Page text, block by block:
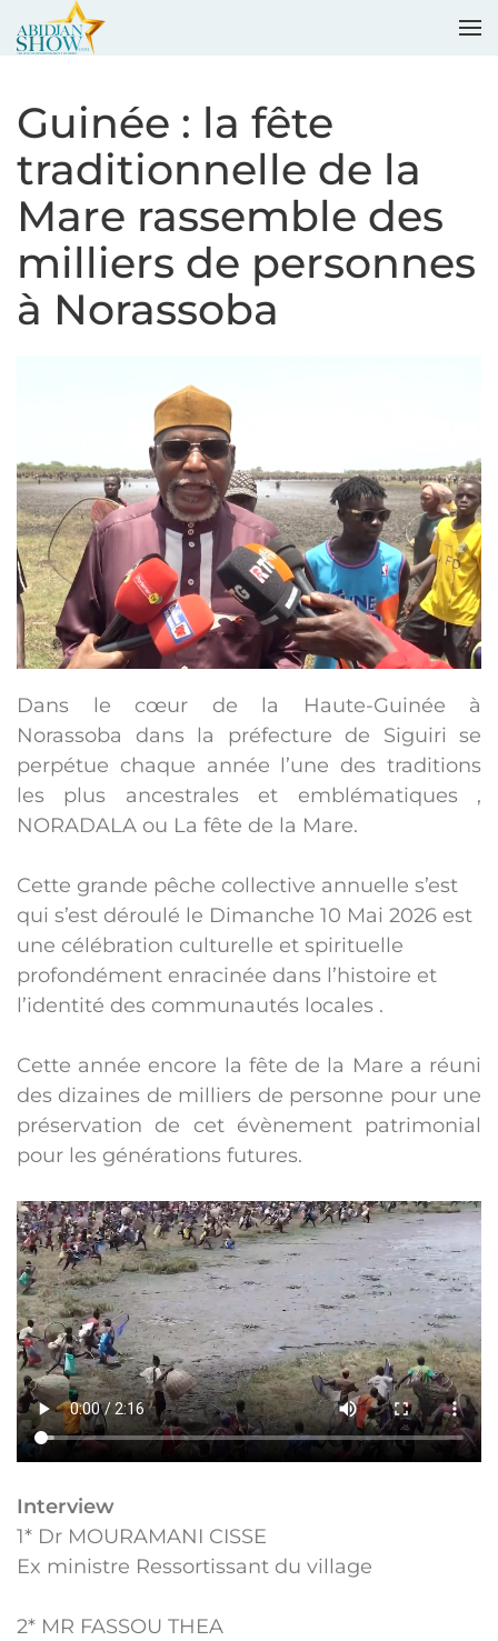
Guinée : la fête
traditionnelle de la
Mare rassemble des
milliers de personnes
à Norassoba
Dans le cœur de la Haute-Guinée à
Norassoba dans la préfecture de Siguiri se
perpétue chaque année l’une des traditions
les plus ancestrales et emblématiques ,
NORADALA ou La fête de la Mare.
Cette grande pêche collective annuelle s’est
qui s’est déroulé le Dimanche 10 Mai 2026 est
une célébration culturelle et spirituelle
profondément enracinée dans l’histoire et
l’identité des communautés locales .
Cette année encore la fête de la Mare a réuni
des dizaines de milliers de personne pour une
préservation de cet évènement patrimonial
pour les générations futures.
Interview
1* Dr MOURAMANI CISSE
Ex ministre Ressortissant du village
2* MR FASSOU THEA